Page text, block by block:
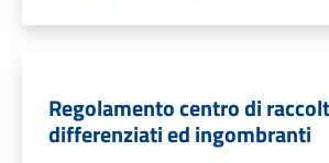
Regolamento centro di
differenziati ed ingombranti